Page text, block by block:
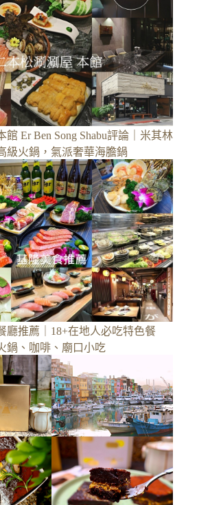
館 Er Ben Song Shabu評論｜米其林
級火鍋，氣派奢華海膽鍋
廳推薦｜18+在地人必吃特色餐
鍋、咖啡、廟口小吃